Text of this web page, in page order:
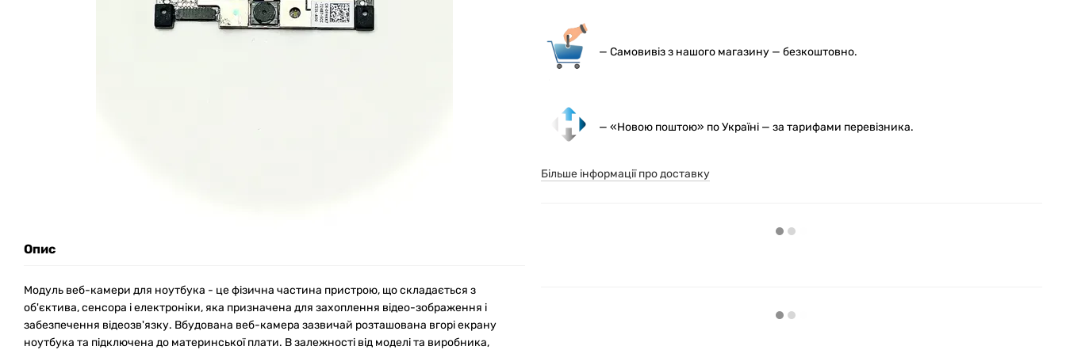
Опис
Модуль веб-камери для ноутбука - це фізична частина пристрою, що складається з
об'єктива, сенсора і електроніки, яка призначена для захоплення відео-зображення і
забезпечення відеозв'язку. Вбудована веб-камера зазвичай розташована вгорі екрану
ноутбука та підключена до материнської плати. В залежності від моделі та виробника,
— Самовивіз з нашого магазину — безкоштовно.
— «Новою поштою» по Україні — за тарифами перевізника.
Більше інформації про доставку